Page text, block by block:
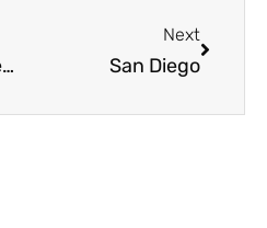
Egypten – Faraoernes Land
Next
San Diego